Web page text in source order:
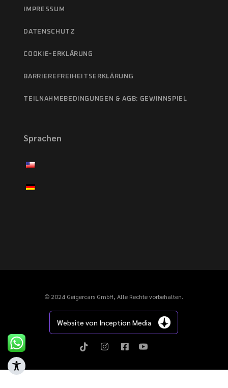
IMPRESSUM
DATENSCHUTZ
COOKIE-ERKLÄRUNG
BARRIEREFREIHEITSERKLÄRUNG
TEILNAHMEBEDINGUNGEN & AGB: GEWINNSPIEL
Sprachen
© 2024 Geigercars GmbH, Alle Rechte vorbehalten.
Website von Inception Media